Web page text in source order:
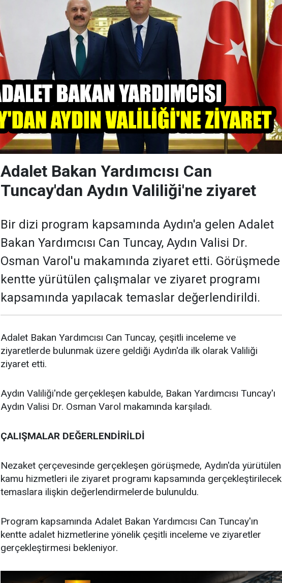
Adalet Bakan Yardımcısı Can
Tuncay'dan Aydın Valiliği'ne ziyaret
Bir dizi program kapsamında Aydın'a gelen Adalet
Bakan Yardımcısı Can Tuncay, Aydın Valisi Dr.
Osman Varol'u makamında ziyaret etti. Görüşmede
kentte yürütülen çalışmalar ve ziyaret programı
kapsamında yapılacak temaslar değerlendirildi.
Adalet Bakan Yardımcısı Can Tuncay, çeşitli inceleme ve
ziyaretlerde bulunmak üzere geldiği Aydın'da ilk olarak Valiliği
ziyaret etti.
Aydın Valiliği'nde gerçekleşen kabulde, Bakan Yardımcısı Tuncay'ı
Aydın Valisi Dr. Osman Varol makamında karşıladı.
ÇALIŞMALAR DEĞERLENDİRİLDİ
Nezaket çerçevesinde gerçekleşen görüşmede, Aydın'da yürütülen
kamu hizmetleri ile ziyaret programı kapsamında gerçekleştirilecek
temaslara ilişkin değerlendirmelerde bulunuldu.
Program kapsamında Adalet Bakan Yardımcısı Can Tuncay'ın
kentte adalet hizmetlerine yönelik çeşitli inceleme ve ziyaretler
gerçekleştirmesi bekleniyor.